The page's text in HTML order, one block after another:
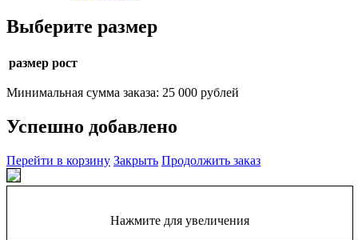
Выберите размер
размер рост
Минимальная сумма заказа: 25 000 рублей
Успешно добавлено
Перейти в корзину Закрыть Продолжить заказ
Нажмите для увеличения